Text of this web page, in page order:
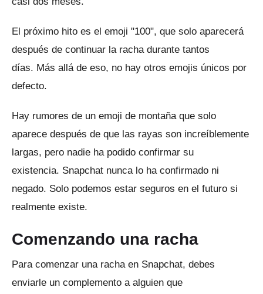
El próximo hito es el emoji "100", que solo aparecerá
después de continuar la racha durante tantos
días. Más allá de eso, no hay otros emojis únicos por
defecto.
Hay rumores de un emoji de montaña que solo
aparece después de que las rayas son increíblemente
largas, pero nadie ha podido confirmar su
existencia. Snapchat nunca lo ha confirmado ni
negado. Solo podemos estar seguros en el futuro si
realmente existe.
Comenzando una racha
Para comenzar una racha en Snapchat, debes
enviarle un complemento a alguien que